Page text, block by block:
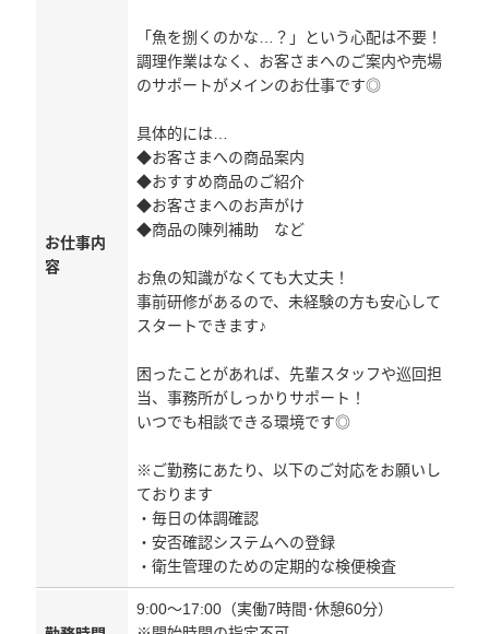
お仕事内
容
「魚を捌くのかな…？」という心配は不要！
調理作業はなく、お客さまへのご案内や売場
のサポートがメインのお仕事です◎
具体的には…
◆お客さまへの商品案内
◆おすすめ商品のご紹介
◆お客さまへのお声がけ
◆商品の陳列補助 など
お魚の知識がなくても大丈夫！
事前研修があるので、未経験の方も安心して
スタートできます♪
困ったことがあれば、先輩スタッフや巡回担
当、事務所がしっかりサポート！
いつでも相談できる環境です◎
※ご勤務にあたり、以下のご対応をお願いし
ております
・毎日の体調確認
・安否確認システムへの登録
・衛生管理のための定期的な検便検査
9:00～17:00（実働7時間･休憩60分）